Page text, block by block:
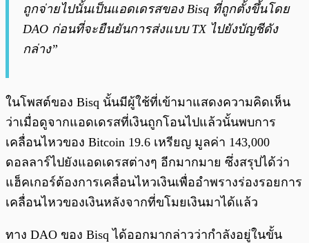
ถูกจ่ายไปนั้นเป็นแอดเดรสของ Bisq ที่ถูกตั้งขึ้นโดย
DAO ก่อนที่จะยืนยันการส่งแบบ TX ไปยังบัญชีดัง
กล่าง”
ในโพสต์ของ Bisq นั้นมีผู้ใช้ที่เข้ามาแสดงความคิดเห็น
ว่าเมื่อดูจากแอดเดรสที่เงินถูกโอนไปแล้วนั้นพบการ
เคลื่อนไหวของ Bitcoin 19.6 เหรียญ มูลค่า 143,000
ดอลลาร์ไปยังแอดเดรสต่างๆ อีกมากมาย ซึ่งสรุปได้ว่า
แฮ็คเกอร์ต้องการเคลื่อนไหวเงินเพื่ออำพรางร่องรอยการ
เคลื่อนไหวของเงินหลังจากที่ขโมยเงินมาได้แล้ว
ทาง DAO ของ Bisq ได้ออกมากล่าวว่ากำลังอยู่ในขั้น